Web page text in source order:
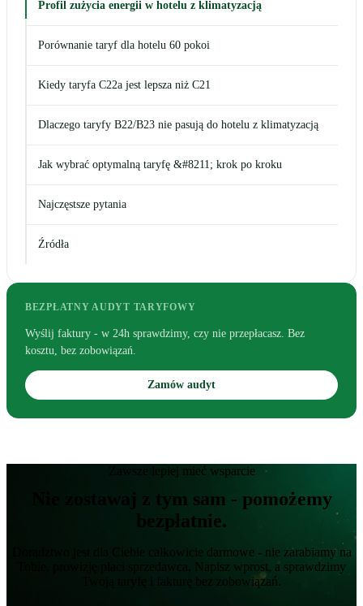
Profil zużycia energii w hotelu z klimatyzacją
Porównanie taryf dla hotelu 60 pokoi
Kiedy taryfa C22a jest lepsza niż C21
Dlaczego taryfy B22/B23 nie pasują do hotelu z klimatyzacją
Jak wybrać optymalną taryfę &#8211; krok po kroku
Najczęstsze pytania
Źródła
BEZPŁATNY AUDYT TARYFOWY
Wyślij faktury - w 24h sprawdzimy, czy nie przepłacasz. Bez
kosztu, bez zobowiązań.
Zamów audyt
Zawsze lepiej mieć wsparcie
Nie zostawaj z tym sam - pomożemy
bezpłatnie.
Doradztwo jest dla Ciebie całkowicie darmowe - nie zarabiamy na
Tobie, prowizję płaci sprzedawca. Napisz wprost, a sprawdzimy
Twoją taryfę i fakturę bez zobowiązań.